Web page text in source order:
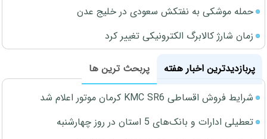
حمله موشکی به نفتکش سعودی در خلیج عدن
زمان شارژ کالابرگ الکترونیکی تغییر کرد
پربازدیدترین اخبار هفته
پربحث ترین ها
شرایط فروش اقساطی KMC SR6 کرمان موتور اعلام شد
تعطیلی ادارات و بانک‌های 5 استان در روز چهارشنبه